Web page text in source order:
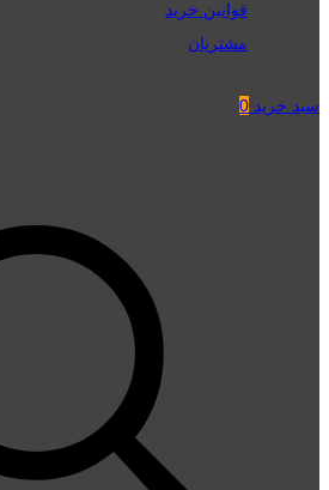
قوانین خرید
مشتریان
سبد خرید 0